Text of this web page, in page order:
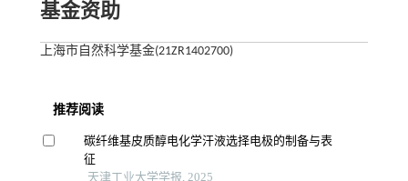
基金资助
上海市自然科学基金(21ZR1402700)